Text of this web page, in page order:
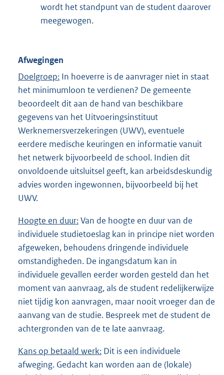
wordt het standpunt van de student daarover
meegewogen.
Afwegingen
Doelgroep: In hoeverre is de aanvrager niet in staat
het minimumloon te verdienen? De gemeente
beoordeelt dit aan de hand van beschikbare
gegevens van het Uitvoeringsinstituut
Werknemersverzekeringen (UWV), eventuele
eerdere medische keuringen en informatie vanuit
het netwerk bijvoorbeeld de school. Indien dit
onvoldoende uitsluitsel geeft, kan arbeidsdeskundig
advies worden ingewonnen, bijvoorbeeld bij het
UWV.
Hoogte en duur:Van de hoogte en duur van de
individuele studietoeslag kan in principe niet worden
afgeweken, behoudens dringende individuele
omstandigheden. De ingangsdatum kan in
individuele gevallen eerder worden gesteld dan het
moment van aanvraag, als de student redelijkerwijze
niet tijdig kon aanvragen, maar nooit vroeger dan de
aanvang van de studie. Bespreek met de student de
achtergronden van de te late aanvraag.
Kans op betaald werk: Dit is een individuele
afweging. Gedacht kan worden aan de (lokale)